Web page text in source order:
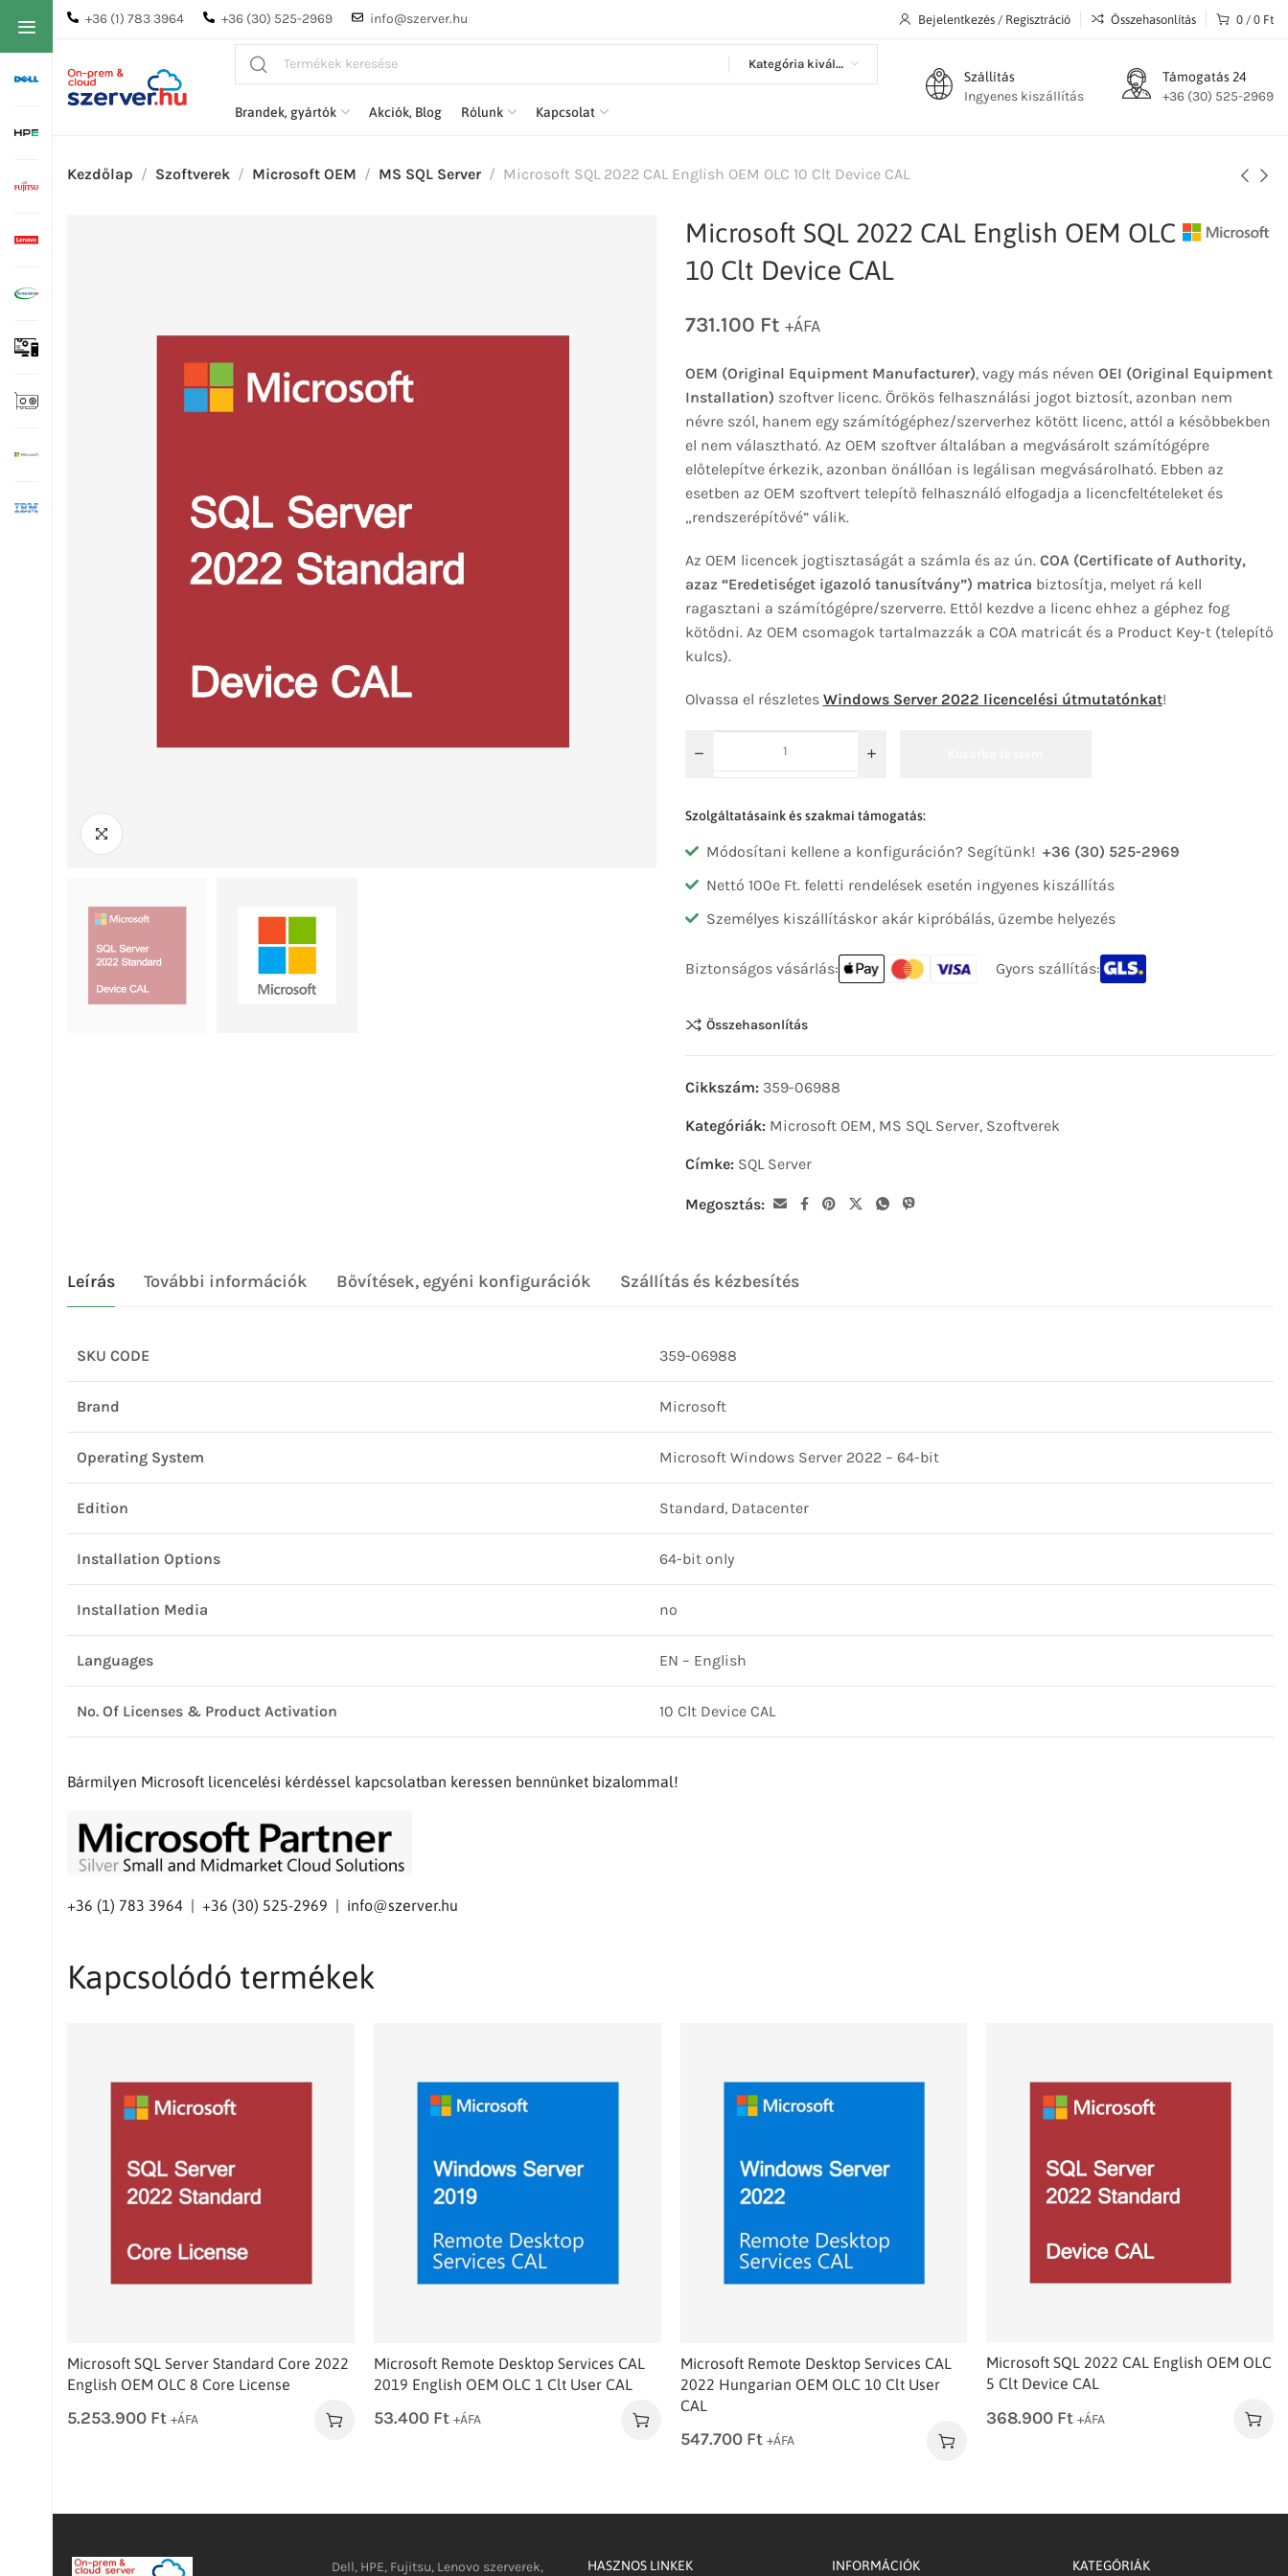
+36 (1) 783 3964 +36 (30) 525-2969 info@szerver.hu Bejelentkezés / Regisztráció Összehasonlítás 0 / 0 Ft
Kategória kiválasztása
Brandek, gyártók Akciók, Blog Rólunk Kapcsolat
Szállítás
Ingyenes kiszállítás
Támogatás 24
+36 (30) 525-2969
Kezdőlap Szoftverek Microsoft OEM MS SQL Server Microsoft SQL 2022 CAL English OEM OLC 10 Clt Device CAL
Microsoft SQL 2022 CAL English OEM OLC
10 Clt Device CAL
731.100 Ft +ÁFA
OEM (Original Equipment Manufacturer), vagy más néven OEI (Original Equipment
Installation) szoftver licenc. Örökös felhasználási jogot biztosít, azonban nem
névre szól, hanem egy számítógéphez/szerverhez kötött licenc, attól a későbbekben
el nem választható. Az OEM szoftver általában a megvásárolt számítógépre
előtelepítve érkezik, azonban önállóan is legálisan megvásárolható. Ebben az
esetben az OEM szoftvert telepítő felhasználó elfogadja a licencfeltételeket és
„rendszerépítővé” válik.
Az OEM licencek jogtisztaságát a számla és az ún. COA (Certificate of Authority,
azaz “Eredetiséget igazoló tanusítvány”) matrica biztosítja, melyet rá kell
ragasztani a számítógépre/szerverre. Ettől kezdve a licenc ehhez a géphez fog
kötődni. Az OEM csomagok tartalmazzák a COA matricát és a Product Key-t (telepítő
kulcs).
Olvassa el részletes Windows Server 2022 licencelési útmutatónkat!
Szolgáltatásaink és szakmai támogatás:
Módosítani kellene a konfiguráción? Segítünk! +36 (30) 525-2969
Nettó 100e Ft. feletti rendelések esetén ingyenes kiszállítás
Személyes kiszállításkor akár kipróbálás, üzembe helyezés
Biztonságos vásárlás: Gyors szállítás:
Összehasonlítás
Cikkszám: 359-06988
Kategóriák: Microsoft OEM, MS SQL Server, Szoftverek
Címke: SQL Server
Megosztás:
Leírás További információk Bővítések, egyéni konfigurációk Szállítás és kézbesítés
SKU CODE 359-06988
Brand Microsoft
Operating System Microsoft Windows Server 2022 – 64-bit
Edition Standard, Datacenter
Installation Options 64-bit only
Installation Media no
Languages EN – English
No. Of Licenses & Product Activation 10 Clt Device CAL
Bármilyen Microsoft licencelési kérdéssel kapcsolatban keressen bennünket bizalommal!
+36 (1) 783 3964 | +36 (30) 525-2969 | info@szerver.hu
Kapcsolódó termékek
Microsoft SQL Server Standard Core 2022
English OEM OLC 8 Core License
5.253.900 Ft +ÁFA
Microsoft Remote Desktop Services CAL
2019 English OEM OLC 1 Clt User CAL
53.400 Ft +ÁFA
Microsoft Remote Desktop Services CAL
2022 Hungarian OEM OLC 10 Clt User
CAL
547.700 Ft +ÁFA
Microsoft SQL 2022 CAL English OEM OLC
5 Clt Device CAL
368.900 Ft +ÁFA
Dell, HPE, Fujitsu, Lenovo szerverek, HASZNOS LINKEK INFORMÁCIÓK KATEGÓRIÁK